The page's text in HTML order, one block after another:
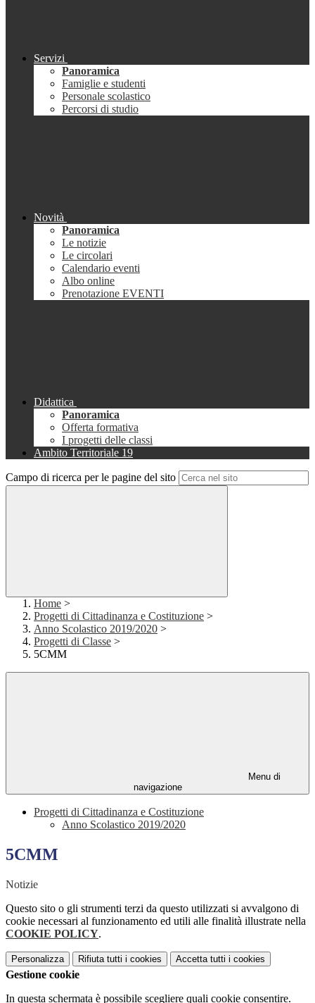
Servizi
Panoramica
Famiglie e studenti
Personale scolastico
Percorsi di studio
Novità
Panoramica
Le notizie
Le circolari
Calendario eventi
Albo online
Prenotazione EVENTI
Didattica
Panoramica
Offerta formativa
I progetti delle classi
Ambito Territoriale 19
Campo di ricerca per le pagine del sito
Home >
Progetti di Cittadinanza e Costituzione >
Anno Scolastico 2019/2020 >
Progetti di Classe >
5CMM
Menu di
navigazione
Progetti di Cittadinanza e Costituzione
Anno Scolastico 2019/2020
5CMM
Notizie
Questo sito o gli strumenti terzi da questo utilizzati si avvalgono di
cookie necessari al funzionamento ed utili alle finalità illustrate nella
COOKIE POLICY.
Personalizza Rifiuta tutti i cookies Accetta tutti i cookies
Gestione cookie
In questa schermata è possibile scegliere quali cookie consentire.